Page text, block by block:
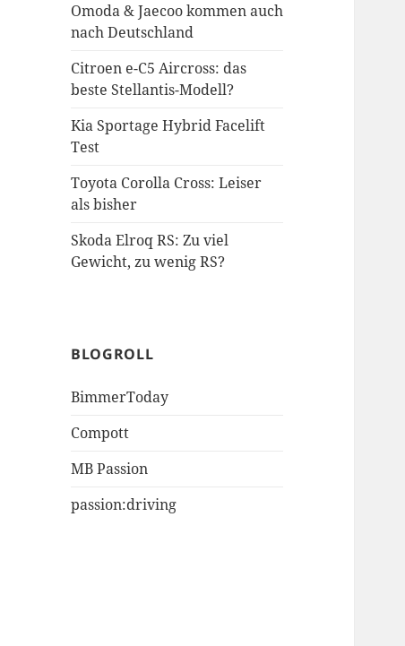
Omoda & Jaecoo kommen auch
nach Deutschland
Citroen e-C5 Aircross: das
beste Stellantis-Modell?
Kia Sportage Hybrid Facelift
Test
Toyota Corolla Cross: Leiser
als bisher
Skoda Elroq RS: Zu viel
Gewicht, zu wenig RS?
BLOGROLL
BimmerToday
Compott
MB Passion
passion:driving